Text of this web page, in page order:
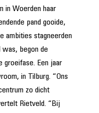
in Woerden haar
pand gooide,
ambities stagneerden
was, begon de
groeifase. Een jaar
in Tilburg. “Ons
zo dicht
Rietveld. “Bij